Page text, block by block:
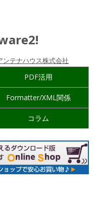
ンテナハウス株式会社
PDF活用
Formatter/XML関係
コラム